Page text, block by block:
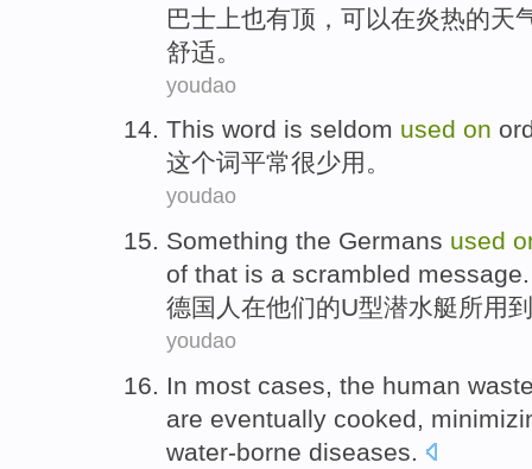
巴士上也有顶，可以在炎热的天
舒适。
youdao
This word is seldom used on
这个词平常很少用 。
youdao
Something the Germans used
of that is a scrambled message.
德国人 在他们的U型潜水艇所用到
youdao
In most cases, the human
are eventually cooked,
water-borne diseases.